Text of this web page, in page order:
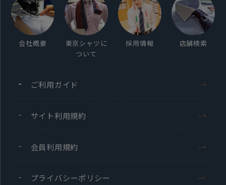
2022年10月13日
会社概要
東京シャツに
ついて
採用情報 店舗検索
ご利用ガイド
サイト利用規約
会員利用規約
プライバシーポリシー